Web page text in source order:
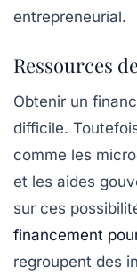
entrepreneurial.
Ressources
Obtenir un
difficile.
comme les
et les aides
sur ces
financement
regroupent des